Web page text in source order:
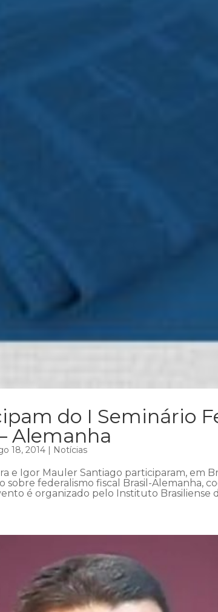
do I Seminário
Alemanha
18, 2014 Notícias
e Igor Mauler Santiago participaram, em
sobre federalismo fiscal Brasil-Alemanha,
é organizado pelo Instituto Brasiliense